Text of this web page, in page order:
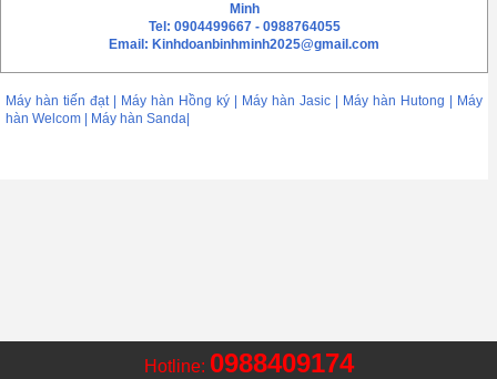
0988409174
Minh
Tel: 0904499667 - 0988764055
Email: Kinhdoanbinhminh2025@gmail.com
Máy hàn tiến đạt | Máy hàn Hồng ký | Máy hàn Jasic | Máy hàn Hutong | Máy
hàn Welcom | Máy hàn Sanda|